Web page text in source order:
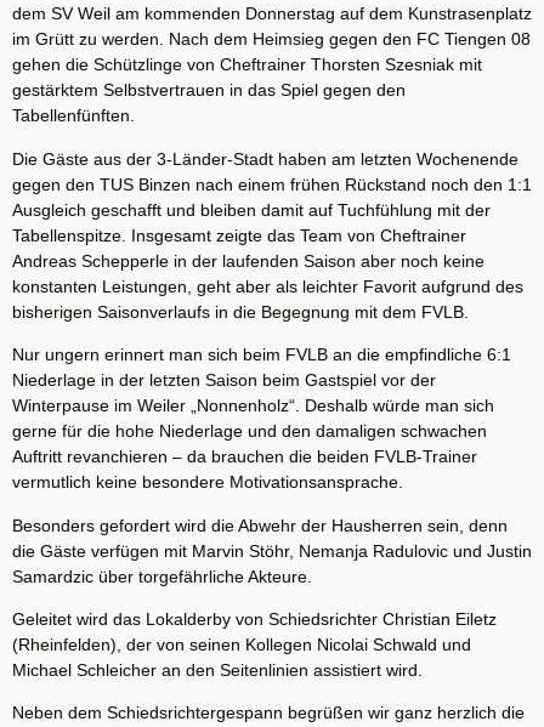
dem SV Weil am kommenden Donnerstag auf dem Kunstrasenplatz
im Grütt zu werden. Nach dem Heimsieg gegen den FC Tiengen 08
gehen die Schützlinge von Cheftrainer Thorsten Szesniak mit
gestärktem Selbstvertrauen in das Spiel gegen den
Tabellenfünften.
Die Gäste aus der 3-Länder-Stadt haben am letzten Wochenende
gegen den TUS Binzen nach einem frühen Rückstand noch den 1:1
Ausgleich geschafft und bleiben damit auf Tuchfühlung mit der
Tabellenspitze. Insgesamt zeigte das Team von Cheftrainer
Andreas Schepperle in der laufenden Saison aber noch keine
konstanten Leistungen, geht aber als leichter Favorit aufgrund des
bisherigen Saisonverlaufs in die Begegnung mit dem FVLB.
Nur ungern erinnert man sich beim FVLB an die empfindliche 6:1
Niederlage in der letzten Saison beim Gastspiel vor der
Winterpause im Weiler „Nonnenholz“. Deshalb würde man sich
gerne für die hohe Niederlage und den damaligen schwachen
Auftritt revanchieren – da brauchen die beiden FVLB-Trainer
vermutlich keine besondere Motivationsansprache.
Besonders gefordert wird die Abwehr der Hausherren sein, denn
die Gäste verfügen mit Marvin Stöhr, Nemanja Radulovic und Justin
Samardzic über torgefährliche Akteure.
Geleitet wird das Lokalderby von Schiedsrichter Christian Eiletz
(Rheinfelden), der von seinen Kollegen Nicolai Schwald und
Michael Schleicher an den Seitenlinien assistiert wird.
Neben dem Schiedsrichtergespann begrüßen wir ganz herzlich die